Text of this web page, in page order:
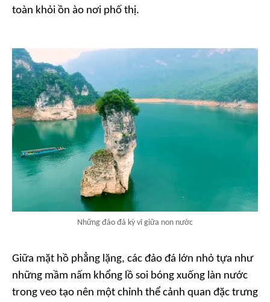
toàn khỏi ồn ào nơi phố thị.
Những đảo đá kỳ vĩ giữa non nước
Giữa mặt hồ phẳng lặng, các đảo đá lớn nhỏ tựa như
những mầm nấm khổng lồ soi bóng xuống làn nước
trong veo tạo nên một chỉnh thể cảnh quan đặc trưng